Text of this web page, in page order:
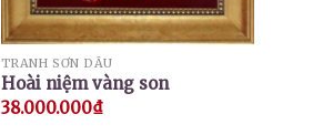
TRANH SƠN DẦU
Hoài niệm vàng son
38.000.000₫